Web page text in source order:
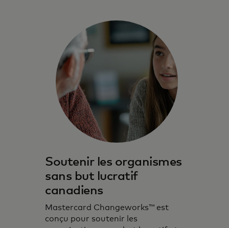
Soutenir les organismes
sans but lucratif
canadiens
Mastercard Changeworks™ est
conçu pour soutenir les